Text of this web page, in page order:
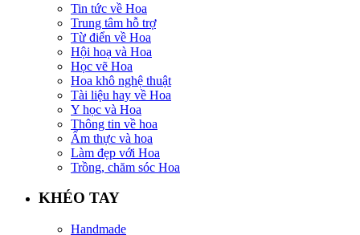
Tin tức về Hoa
Trung tâm hỗ trợ
Từ điển về Hoa
Hội hoạ và Hoa
Học vẽ Hoa
Hoa khô nghệ thuật
Tài liệu hay về Hoa
Y học và Hoa
Thông tin về hoa
Ẩm thực và hoa
Làm đẹp với Hoa
Trồng, chăm sóc Hoa
KHÉO TAY
Handmade